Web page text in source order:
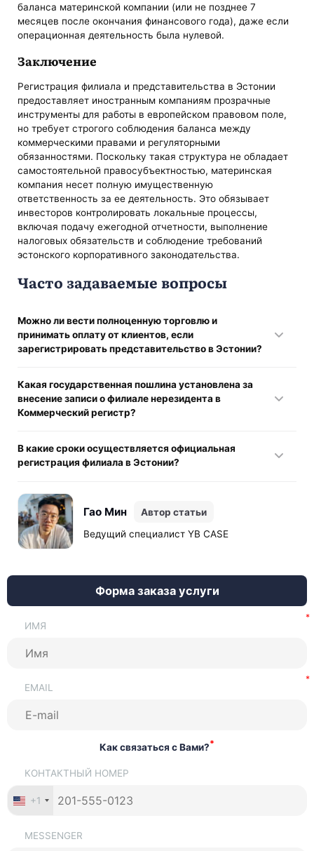
баланса материнской компании (или не позднее 7
месяцев после окончания финансового года), даже если
операционная деятельность была нулевой.
Заключение
Регистрация филиала и представительства в Эстонии
предоставляет иностранным компаниям прозрачные
инструменты для работы в европейском правовом поле,
но требует строгого соблюдения баланса между
коммерческими правами и регуляторными
обязанностями. Поскольку такая структура не обладает
самостоятельной правосубъектностью, материнская
компания несет полную имущественную
ответственность за ее деятельность. Это обязывает
инвесторов контролировать локальные процессы,
включая подачу ежегодной отчетности, выполнение
налоговых обязательств и соблюдение требований
эстонского корпоративного законодательства.
Часто задаваемые вопросы
Можно ли вести полноценную торговлю и
принимать оплату от клиентов, если
зарегистрировать представительство в Эстонии?
коммерческого статуса в Коммерческом регистре и
выполняет только вспомогательные функции вроде
маркетинга. Для ведения продаж, заключения договоров
официально зарегистрировать филиал.
Какая государственная пошлина установлена за
внесение записи о филиале нерезидента в
Коммерческий регистр?
регистрацию филиала иностранной компании составляет
200 EUR. Дополнительно учредителями оплачиваются
контактного лица.
В какие сроки осуществляется официальная
регистрация филиала в Эстонии?
рассматривает корректно поданное заявление в течение
5 рабочих дней. Общий срок запуска проекта зависит от
скорости сбора, апостилирования и перевода
корпоративных документов материнской компании.
Гао Мин
Автор статьи
Ведущий специалист YB CASE
Форма заказа услуги
ИМЯ
EMAIL
Как связаться с Вами?*
КОНТАКТНЫЙ НОМЕР
+1
MESSENGER